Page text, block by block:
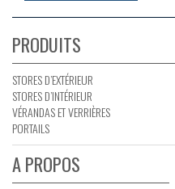
PRODUITS
STORES D’EXTÉRIEUR
STORES D’INTÉRIEUR
VÉRANDAS ET VERRIÈRES
PORTAILS
A PROPOS